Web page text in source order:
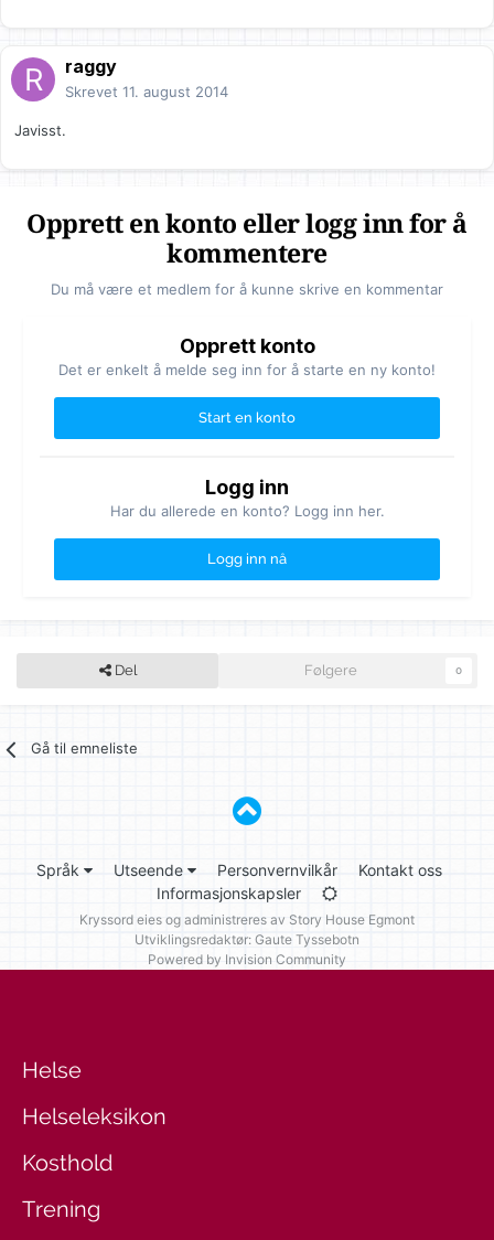
raggy
Skrevet 11. august 2014
Javisst.
Opprett en konto eller logg inn for å
kommentere
Du må være et medlem for å kunne skrive en kommentar
Opprett konto
Det er enkelt å melde seg inn for å starte en ny konto!
Start en konto
Logg inn
Har du allerede en konto? Logg inn her.
Logg inn nå
Del Følgere 0
Gå til emneliste
Språk Utseende Personvernvilkår
Kontakt oss
Informasjonskapsler
Kryssord eies og administreres av Story House Egmont
Utviklingsredaktør: Gaute Tyssebotn
Powered by Invision Community
Helse
Helseleksikon
Kosthold
Trening